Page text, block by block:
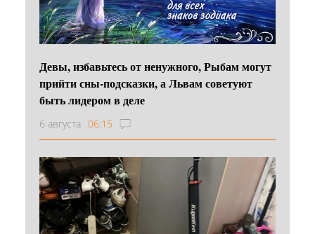
Девы, избавьтесь от ненужного, Рыбам могут
прийти сны-подсказки, а Львам советуют
быть лидером в деле
6 августа 06:15